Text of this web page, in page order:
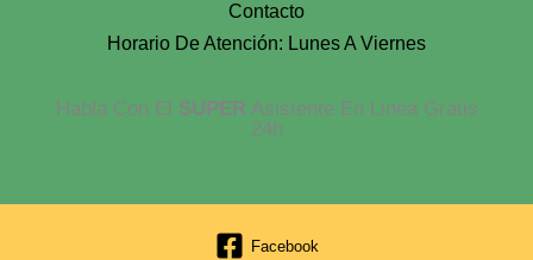
Contacto
Horario De Atención: Lunes A Viernes
Habla Con El SUPERAsistente En Linea Gratis
24h
Facebook